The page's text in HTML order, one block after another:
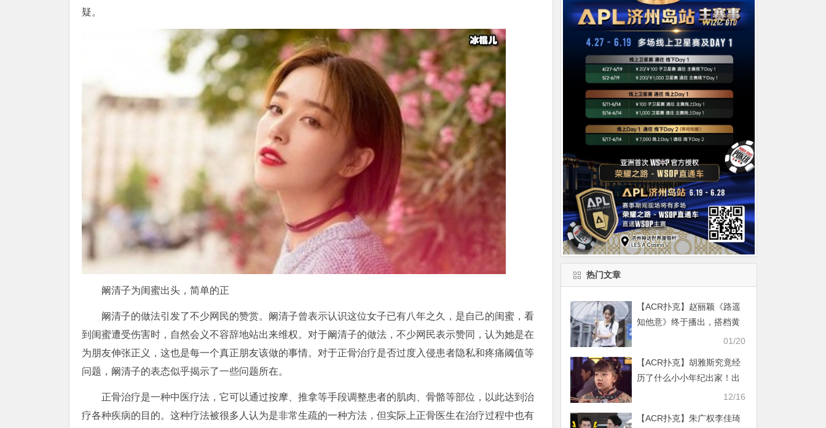
疑。
阚清子为闺蜜出头，简单的正
阚清子的做法引发了不少网民的赞赏。阚清子曾表示认识这位女子已有八年之久，是自己的闺蜜，看
到闺蜜遭受伤害时，自然会义不容辞地站出来维权。对于阚清子的做法，不少网民表示赞同，认为她是在
为朋友伸张正义，这也是每一个真正朋友该做的事情。对于正骨治疗是否过度入侵患者隐私和疼痛阈值等
问题，阚清子的表态似乎揭示了一些问题所在。
正骨治疗是一种中医疗法，它可以通过按摩、推拿等手段调整患者的肌肉、骨骼等部位，以此达到治
疗各种疾病的目的。这种疗法被很多人认为是非常生疏的一种方法，但实际上正骨医生在治疗过程中也有
热门文章
【ACR扑克】赵丽颖《路遥
知他意》终于播出，搭档黄
01/20
【ACR扑克】胡雅斯究竟经
历了什么小小年纪出家！出
12/16
【ACR扑克】朱广权李佳琦